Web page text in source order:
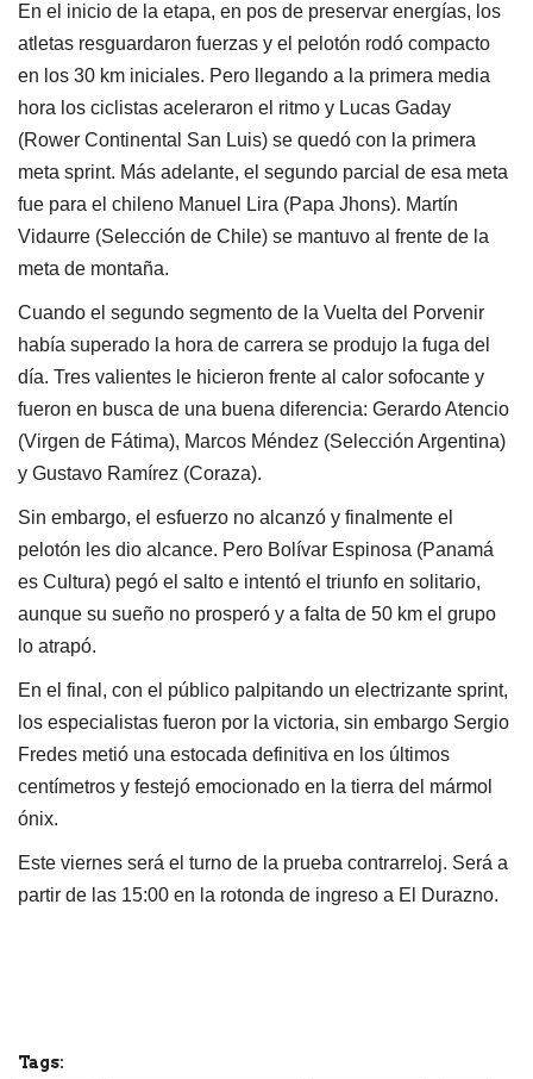
En el inicio de la etapa, en pos de preservar energías, los
atletas resguardaron fuerzas y el pelotón rodó compacto
en los 30 km iniciales. Pero llegando a la primera media
hora los ciclistas aceleraron el ritmo y Lucas Gaday
(Rower Continental San Luis) se quedó con la primera
meta sprint. Más adelante, el segundo parcial de esa meta
fue para el chileno Manuel Lira (Papa Jhons). Martín
Vidaurre (Selección de Chile) se mantuvo al frente de la
meta de montaña.
Cuando el segundo segmento de la Vuelta del Porvenir
había superado la hora de carrera se produjo la fuga del
día. Tres valientes le hicieron frente al calor sofocante y
fueron en busca de una buena diferencia: Gerardo Atencio
(Virgen de Fátima), Marcos Méndez (Selección Argentina)
y Gustavo Ramírez (Coraza).
Sin embargo, el esfuerzo no alcanzó y finalmente el
pelotón les dio alcance. Pero Bolívar Espinosa (Panamá
es Cultura) pegó el salto e intentó el triunfo en solitario,
aunque su sueño no prosperó y a falta de 50 km el grupo
lo atrapó.
En el final, con el público palpitando un electrizante sprint,
los especialistas fueron por la victoria, sin embargo Sergio
Fredes metió una estocada definitiva en los últimos
centímetros y festejó emocionado en la tierra del mármol
ónix.
Este viernes será el turno de la prueba contrarreloj. Será a
partir de las 15:00 en la rotonda de ingreso a El Durazno.
Tags: